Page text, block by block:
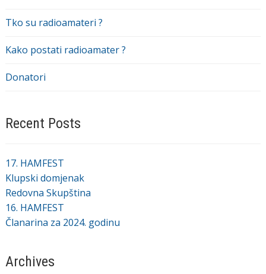
Tko su radioamateri ?
Kako postati radioamater ?
Donatori
Recent Posts
17. HAMFEST
Klupski domjenak
Redovna Skupština
16. HAMFEST
Članarina za 2024. godinu
Archives